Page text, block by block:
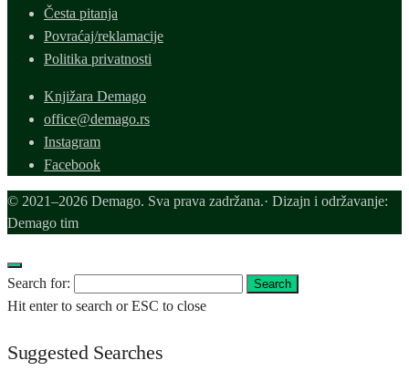
Česta pitanja
Povraćaj/reklamacije
Politika privatnosti
Knjižara Demago
office@demago.rs
Instagram
Facebook
© 2021–2026 Demago. Sva prava zadržana.· Dizajn i održavanje:
Demago tim
Search for: Search
Hit enter to search or ESC to close
Suggested Searches